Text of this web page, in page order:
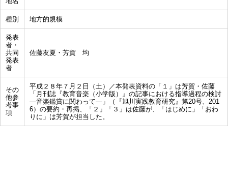
種別 地方的規模
発表
者・
共同
発表
者
佐藤友夏・芳賀 均
その
他参
考事
項
平成２８年７月２日（土）／本発表資料の「１」は芳賀・佐藤
「月刊誌『教育音楽（小学版）』の記事における指導過程の検討
―音楽鑑賞に関わって―」（『旭川実践教育研究』第20号、201
6）の要約・再掲、「２」「３」は佐藤が、「はじめに」「おわ
りに」は芳賀が担当した。